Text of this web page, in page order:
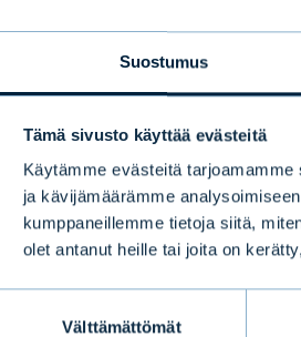
Suostumus
Tämä sivusto käyttää evästeitä
Käytämme evästeitä
ja kävijämäärämme
kumppaneillemme tietoja siitä,
olet antanut heille tai joita on
Välttämättömät
alakohdassa
kattamaan
tarkemmin
Lisäksi Evli
termistöä